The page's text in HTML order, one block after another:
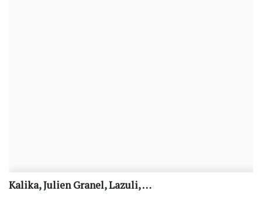
Kalika, Julien Granel, Lazuli, …